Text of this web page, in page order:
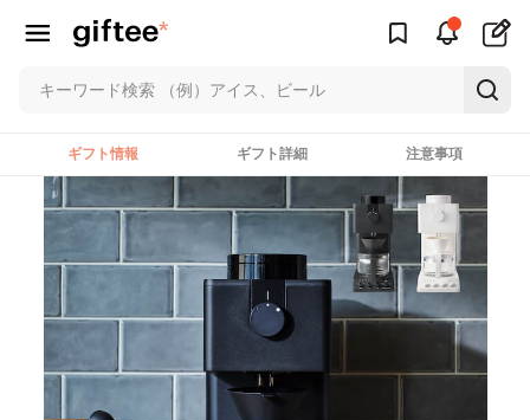
ギフト情報 ギフト詳細 注意事項